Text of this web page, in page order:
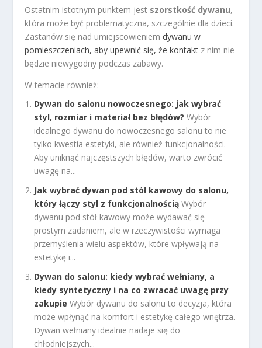
Ostatnim istotnym punktem jest szorstkość dywanu,
która może być problematyczna, szczególnie dla dzieci.
Zastanów się nad umiejscowieniem dywanu w
pomieszczeniach, aby upewnić się, że kontakt z nim nie
będzie niewygodny podczas zabawy.
W temacie również:
Dywan do salonu nowoczesnego: jak wybrać
styl, rozmiar i materiał bez błędów? Wybór
idealnego dywanu do nowoczesnego salonu to nie
tylko kwestia estetyki, ale również funkcjonalności.
Aby uniknąć najczęstszych błędów, warto zwrócić
uwagę na...
Jak wybrać dywan pod stół kawowy do salonu,
który łączy styl z funkcjonalnością Wybór
dywanu pod stół kawowy może wydawać się
prostym zadaniem, ale w rzeczywistości wymaga
przemyślenia wielu aspektów, które wpływają na
estetykę i...
Dywan do salonu: kiedy wybrać wełniany, a
kiedy syntetyczny i na co zwracać uwagę przy
zakupie Wybór dywanu do salonu to decyzja, która
może wpłynąć na komfort i estetykę całego wnętrza.
Dywan wełniany idealnie nadaje się do
chłodniejszych...